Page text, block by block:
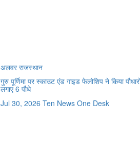
अलवरराजस्थान
गुरु पूर्णिमा पर स्काउट एंड गाइड फेलोशिप ने किया
लगाए 6 पौधे
Jul 30, 2026 Ten News One Desk